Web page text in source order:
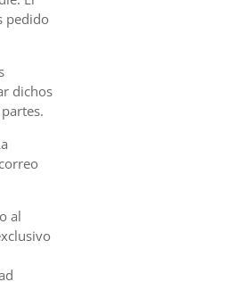
pedido
dichos
al